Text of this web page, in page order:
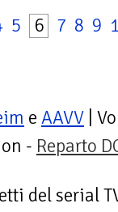
5 6 7 8 9
e AAVV |
- Reparto
del serial